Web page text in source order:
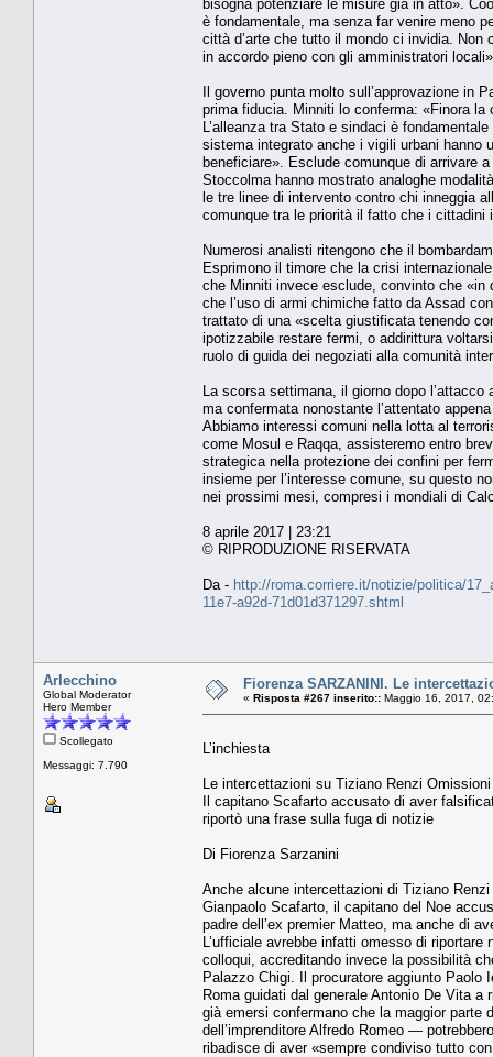
bisogna potenziare le misure già in atto».
è fondamentale, ma senza far venire meno
città d’arte che tutto il mondo ci invidia. Non
in accordo pieno con gli amministratori
Il governo punta molto sull’approvazione in
prima fiducia. Minniti lo conferma: «Finora
L’alleanza tra Stato e sindaci è
sistema integrato anche i vigili urbani hanno
beneficiare». Esclude comunque di arrivare
Stoccolma hanno mostrato analoghe
le tre linee di intervento contro chi inneggia
comunque tra le priorità il fatto che i
Numerosi analisti ritengono che il
Esprimono il timore che la crisi
che Minniti invece esclude, convinto che «in
che l’uso di armi chimiche fatto da Assad
trattato di una «scelta giustificata tenendo
ipotizzabile restare fermi, o addirittura
ruolo di guida dei negoziati alla comunità
La scorsa settimana, il giorno dopo
ma confermata nonostante l’attentato
Abbiamo interessi comuni nella lotta al
come Mosul e Raqqa, assisteremo entro
strategica nella protezione dei confini per
insieme per l’interesse comune, su questo
nei prossimi mesi, compresi i mondiali di
8 aprile 2017 | 23:21
© RIPRODUZIONE RISERVATA
Da - http://roma.corriere.it/notizie/politica/
11e7-a92d-71d01d371297.shtml
Arlecchino
Global Moderator
Hero Member
Scollegato
Messaggi: 7.790
Fiorenza SARZANINI. Le
« Risposta #267 inserito:: Maggio 16, 2017,
L’inchiesta
Le intercettazioni su Tiziano Renzi
Il capitano Scafarto accusato di aver
riportò una frase sulla fuga di notizie
Di Fiorenza Sarzanini
Anche alcune intercettazioni di Tiziano
Gianpaolo Scafarto, il capitano del Noe
padre dell’ex premier Matteo, ma anche di
L’ufficiale avrebbe infatti omesso di
colloqui, accreditando invece la possibilità
Palazzo Chigi. Il procuratore aggiunto
Roma guidati dal generale Antonio De Vita
già emersi confermano che la maggior
dell’imprenditore Alfredo Romeo —
ribadisce di aver «sempre condiviso tutto